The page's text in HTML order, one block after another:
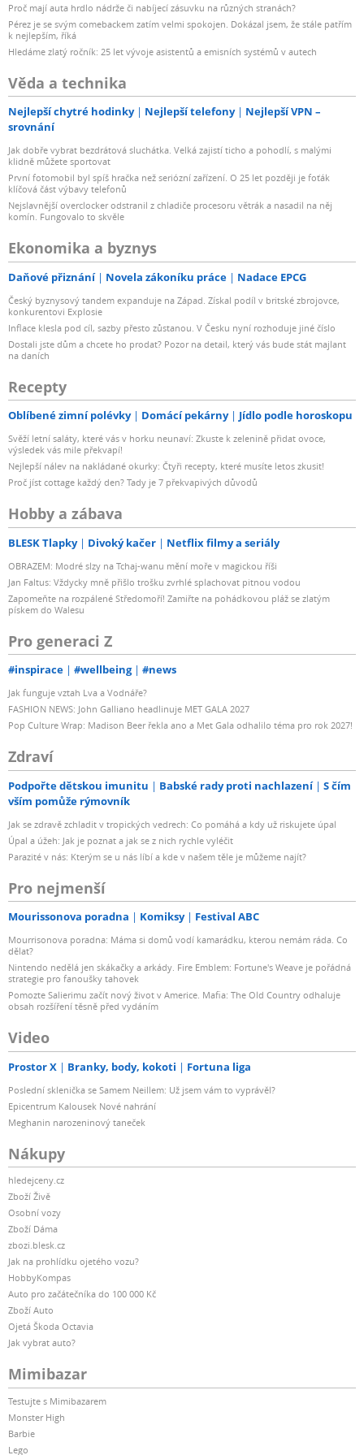
Proč mají auta hrdlo nádrže či nabíjecí zásuvku na různých stranách?
Pérez je se svým comebackem zatím velmi spokojen. Dokázal jsem, že stále patřím
k nejlepším, říká
Hledáme zlatý ročník: 25 let vývoje asistentů a emisních systémů v autech
Věda a technika
Nejlepší chytré hodinky Nejlepší telefony
Nejlepší VPN –
srovnání
Jak dobře vybrat bezdrátová sluchátka. Velká zajistí ticho a pohodlí, s malými
klidně můžete sportovat
První fotomobil byl spíš hračka než seriózní zařízení. O 25 let později je foťák
klíčová část výbavy telefonů
Nejslavnější overclocker odstranil z chladiče procesoru větrák a nasadil na něj
komín. Fungovalo to skvěle
Ekonomika a byznys
Daňové přiznání Novela zákoníku práce Nadace EPCG
Český byznysový tandem expanduje na Západ. Získal podíl v britské zbrojovce,
konkurentovi Explosie
Inflace klesla pod cíl, sazby přesto zůstanou. V Česku nyní rozhoduje jiné číslo
Dostali jste dům a chcete ho prodat? Pozor na detail, který vás bude stát majlant
na daních
Recepty
Oblíbené zimní polévky Domácí pekárny Jídlo podle horoskopu
Svěží letní saláty, které vás v horku neunaví: Zkuste k zelenině přidat ovoce,
výsledek vás mile překvapí!
Nejlepší nálev na nakládané okurky: Čtyři recepty, které musíte letos zkusit!
Proč jíst cottage každý den? Tady je 7 překvapivých důvodů
Hobby a zábava
BLESK Tlapky Divoký kačer Netflix filmy a seriály
OBRAZEM: Modré slzy na Tchaj-wanu mění moře v magickou říši
Jan Faltus: Vždycky mně přišlo trošku zvrhlé splachovat pitnou vodou
Zapomeňte na rozpálené Středomoří! Zamiřte na pohádkovou pláž se zlatým
pískem do Walesu
Pro generaci Z
#inspirace #wellbeing #news
Jak funguje vztah Lva a Vodnáře?
FASHION NEWS: John Galliano headlinuje MET GALA 2027
Pop Culture Wrap: Madison Beer řekla ano a Met Gala odhalilo téma pro rok 2027!
Zdraví
Podpořte dětskou imunitu Babské rady proti nachlazení
S čím
vším pomůže rýmovník
Jak se zdravě zchladit v tropických vedrech: Co pomáhá a kdy už riskujete úpal
Úpal a úžeh: Jak je poznat a jak se z nich rychle vyléčit
Parazité v nás: Kterým se u nás líbí a kde v našem těle je můžeme najít?
Pro nejmenší
Mourissonova poradna Komiksy Festival ABC
Mourrisonova poradna: Máma si domů vodí kamarádku, kterou nemám ráda. Co
dělat?
Nintendo nedělá jen skákačky a arkády. Fire Emblem: Fortune's Weave je pořádná
strategie pro fanoušky tahovek
Pomozte Salierimu začít nový život v Americe. Mafia: The Old Country odhaluje
obsah rozšíření těsně před vydáním
Video
Prostor X Branky, body, kokoti Fortuna liga
Poslední sklenička se Samem Neillem: Už jsem vám to vyprávěl?
Epicentrum Kalousek Nové nahrání
Meghanin narozeninový taneček
Nákupy
hledejceny.cz
Zboží Živě
Osobní vozy
Zboží Dáma
zbozi.blesk.cz
Jak na prohlídku ojetého vozu?
HobbyKompas
Auto pro začátečníka do 100 000 Kč
Zboží Auto
Ojetá Škoda Octavia
Jak vybrat auto?
Mimibazar
Testujte s Mimibazarem
Monster High
Barbie
Lego